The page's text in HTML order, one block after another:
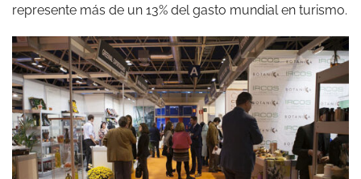
represente más de un 13% del gasto mundial en turismo.